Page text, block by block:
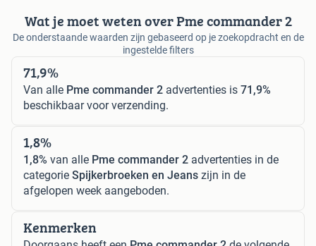
Wat je moet weten over Pme commander 2
De onderstaande waarden zijn gebaseerd op je zoekopdracht en de
ingestelde filters
71,9%
Van alle Pme commander 2 advertenties is 71,9%
beschikbaar voor verzending.
1,8%
1,8% van alle Pme commander 2 advertenties in de
categorie Spijkerbroeken en Jeans zijn in de
afgelopen week aangeboden.
Kenmerken